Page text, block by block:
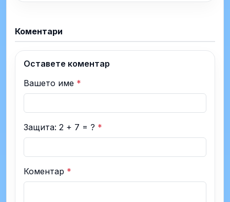
Коментари
Оставете коментар
Вашето име *
Защита: 2 + 7 = ? *
Коментар *